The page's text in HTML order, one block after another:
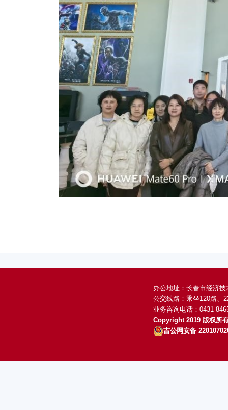
办公地址：长春市经济
公交线路：乘坐120路、
业务咨询电话：0431-
Copyright 2019 版权所
吉公网安备